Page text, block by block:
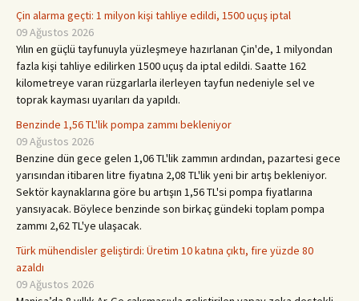
Çin alarma geçti: 1 milyon kişi tahliye edildi, 1500 uçuş iptal
09 Ağustos 2026
Yılın en güçlü tayfunuyla yüzleşmeye hazırlanan Çin'de, 1 milyondan
fazla kişi tahliye edilirken 1500 uçuş da iptal edildi. Saatte 162
kilometreye varan rüzgarlarla ilerleyen tayfun nedeniyle sel ve
toprak kayması uyarıları da yapıldı.
Benzinde 1,56 TL'lik pompa zammı bekleniyor
09 Ağustos 2026
Benzine dün gece gelen 1,06 TL'lik zammın ardından, pazartesi gece
yarısından itibaren litre fiyatına 2,08 TL'lik yeni bir artış bekleniyor.
Sektör kaynaklarına göre bu artışın 1,56 TL'si pompa fiyatlarına
yansıyacak. Böylece benzinde son birkaç gündeki toplam pompa
zammı 2,62 TL'ye ulaşacak.
Türk mühendisler geliştirdi: Üretim 10 katına çıktı, fire yüzde 80
azaldı
09 Ağustos 2026